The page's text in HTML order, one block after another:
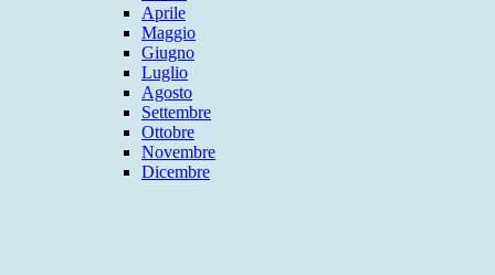
Aprile
Maggio
Giugno
Luglio
Agosto
Settembre
Ottobre
Novembre
Dicembre